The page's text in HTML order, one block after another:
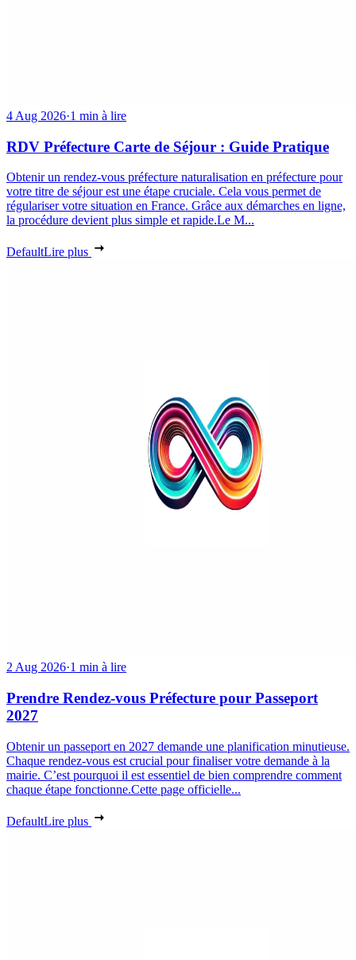
4 Aug 2026·1 min à lire
RDV Préfecture Carte de Séjour : Guide Pratique
Obtenir un rendez-vous préfecture naturalisation en préfecture pour
votre titre de séjour est une étape cruciale. Cela vous permet de
régulariser votre situation en France. Grâce aux démarches en ligne,
la procédure devient plus simple et rapide.Le M...
DefaultLire plus
2 Aug 2026·1 min à lire
Prendre Rendez-vous Préfecture pour Passeport
2027
Obtenir un passeport en 2027 demande une planification minutieuse.
Chaque rendez-vous est crucial pour finaliser votre demande à la
mairie. C’est pourquoi il est essentiel de bien comprendre comment
chaque étape fonctionne.Cette page officielle...
DefaultLire plus